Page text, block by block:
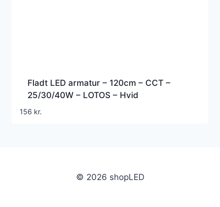
Fladt LED armatur – 120cm – CCT –
25/30/40W – LOTOS – Hvid
156 kr.
© 2026 shopLED